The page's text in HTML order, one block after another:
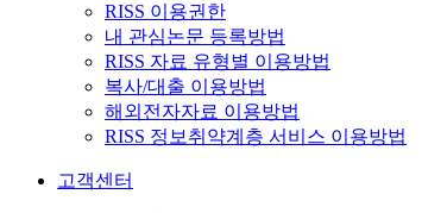
RISS 이용권한
내 관심논문 등록방법
RISS 자료 유형별 이용방법
복사/대출 이용방법
해외전자자료 이용방법
RISS 정보취약계층 서비스 이용방법
고객센터